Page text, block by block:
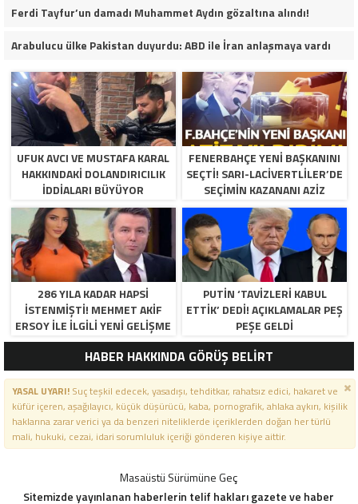
Ferdi Tayfur’un damadı Muhammet Aydın gözaltına alındı!
Arabulucu ülke Pakistan duyurdu: ABD ile İran anlaşmaya vardı
UFUK AVCI VE MUSTAFA KARAL
HAKKINDAKI DOLANDIRICILIK
İDDIALARI BÜYÜYOR
FENERBAHÇE YENI BAŞKANINI
SEÇTI! SARI-LACIVERTLILER’DE
SEÇIMIN KAZANANI AZIZ
YILDIRIM OLDU
286 YILA KADAR HAPSI
ISTENMIŞTI! MEHMET AKIF
ERSOY ILE ILGILI YENI GELIŞME
PUTIN ‘TAVIZLERI KABUL
ETTIK’ DEDI! AÇIKLAMALAR PEŞ
PEŞE GELDI
HABER HAKKINDA GÖRÜŞ BELİRT
YASAL UYARI!Suç teşkil edecek, yasadışı, tehditkar, rahatsız edici, hakaret ve
küfür içeren, aşağılayıcı, küçük düşürücü, kaba, pornografik, ahlaka aykırı, kişilik
haklarına zarar verici ya da benzeri niteliklerde içeriklerden doğan her türlü
mali, hukuki, cezai, idari sorumluluk içeriği gönderen kişiye aittir.
Masaüstü Sürümüne Geç
Sitemizde yayınlanan haberlerin telif hakları gazete ve haber